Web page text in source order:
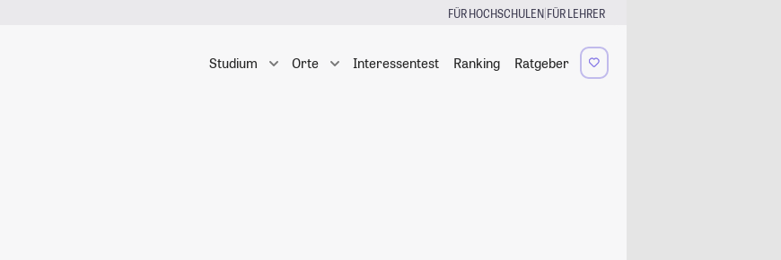
FÜR HOCHSCHULEN|FÜR LEHRER
Studium Orte Interessentest Ranking Ratgeber